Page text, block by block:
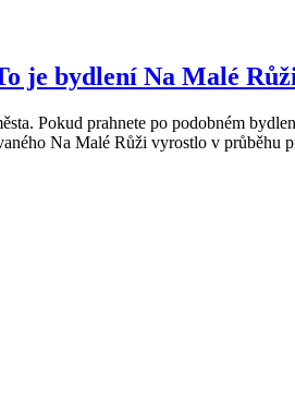
je bydlení Na Malé
Pokud prahnete po podobném
Na Malé Růži vyrostlo v